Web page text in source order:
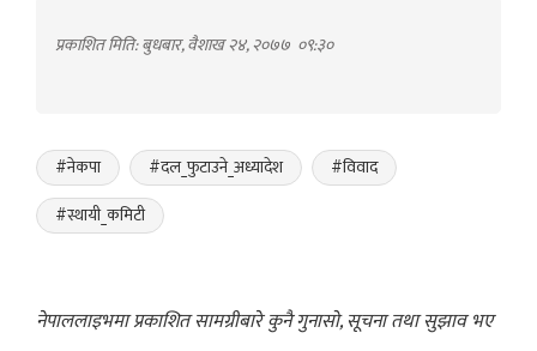
प्रकाशित मिति: बुधबार, वैशाख २४, २०७७ ०९:३०
#नेकपा #दल_फुटाउने_अध्यादेश
#विवाद
#स्थायी_कमिटी
नेपाललाइभमा प्रकाशित सामग्रीबारे कुनै गुनासो, सूचना तथा सुझाव भए